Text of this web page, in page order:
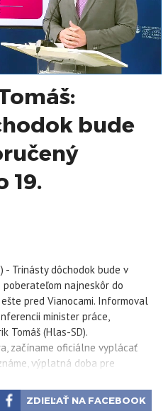
bude
19.
- Trinásty dôchodok bude v
najneskôr do
pred Vianocami. Informoval
minister práce,
Tomáš (Hlas-SD).
začíname oficiálne vyplácať
výplatná doba pre
túto výplatnú dobu skrátiť,
vyplácať od 2. decembra do
ZDIEĽAŤ NA FACEBOOK